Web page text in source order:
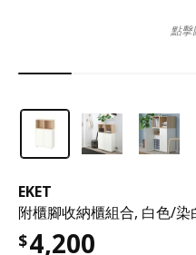
EKET
附櫃腳收納櫃組合, 白色/
$4,200
點擊